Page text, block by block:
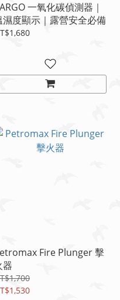
一氧化碳偵測器｜
濕度顯示｜露營安全必備
Fire Plunger 擊
器